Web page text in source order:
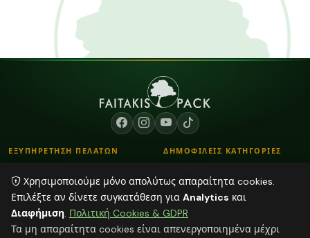
ΕΞΥΠΗΡΕΤΗΣΗ ΠΕΛΑΤΩΝ
Τρόποι Παραγγελίας
Τρόποι Αποστολής & Πληρωμής
Blog
ΔΗΜΟΦΙΛΕΙΣ ΚΑΤΗΓΟΡΙΕΣ
Λουλούδια - Βάζα
Αποξηραμένα φυτά
Χρησιμοποιούμε μόνο απολύτως απαραίτητα cookies.
Επιλέξτε αν δίνετε συγκατάθεση για Analytics και
Διαφήμιση. Πολιτική Cookies & GDPR
Τα μη απαραίτητα cookies είναι απενεργοποιημένα μέχρι